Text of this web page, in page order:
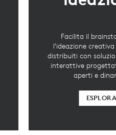
Facilita il
l'ideazione
distribuiti con
interattive
aperti e
ESPLORA